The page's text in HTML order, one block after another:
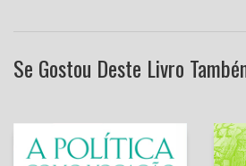
Se Gostou Deste Livro